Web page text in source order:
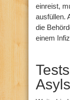
einreist,
ausfüllen.
die
einem